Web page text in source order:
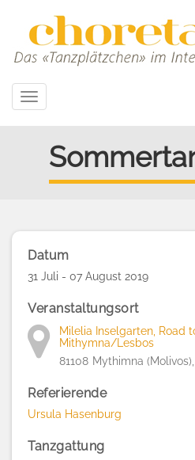
Toggle
navigation
Datum
31 Juli - 07 August 2019
Veranstaltungsort
Milelia Inselgarten, Road
Mithymna/Lesbos
81108 Mythimna
Referierende
Ursula Hasenburg
Tanzgattung